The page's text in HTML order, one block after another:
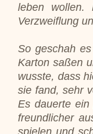
leben wollen.
Verzweiflung
So geschah
Karton saßen
wusste, dass
sie fand, sehr
Es dauerte
freundlicher
spielen und